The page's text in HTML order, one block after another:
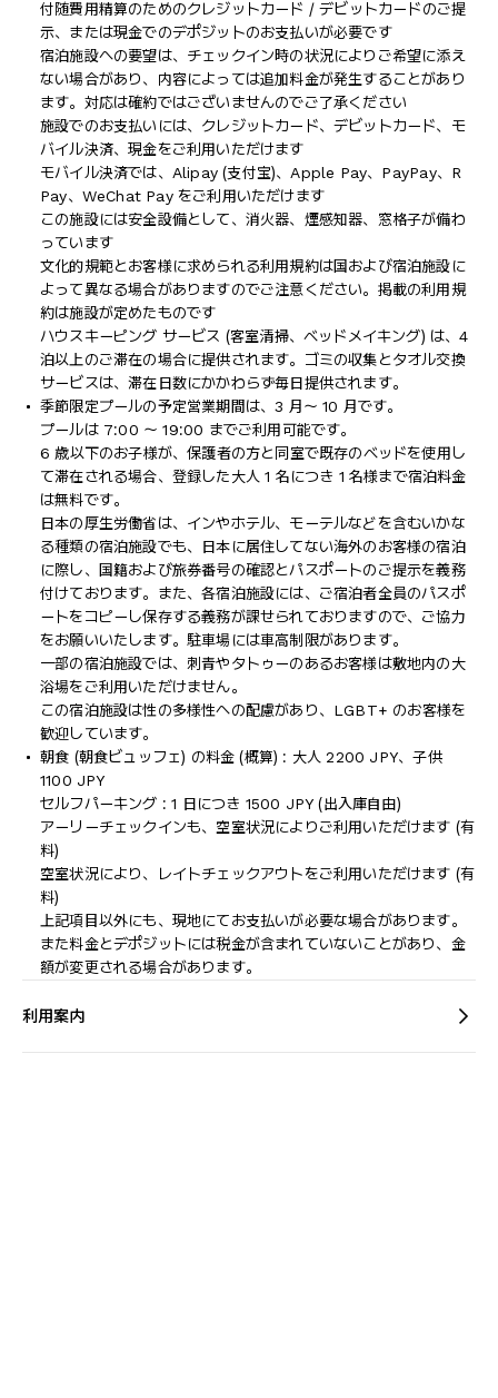
付随費用精算のためのクレジットカード / デビットカードのご提
示、または現金でのデポジットのお支払いが必要です
宿泊施設への要望は、チェックイン時の状況によりご希望に添え
ない場合があり、内容によっては追加料金が発生することがあり
ます。対応は確約ではございませんのでご了承ください
施設でのお支払いには、クレジットカード、デビットカード、モ
バイル決済、現金をご利用いただけます
モバイル決済では、Alipay (支付宝)、Apple Pay、PayPay、R
Pay、WeChat Pay をご利用いただけます
この施設には安全設備として、消火器、煙感知器、窓格子が備わ
っています
文化的規範とお客様に求められる利用規約は国および宿泊施設に
よって異なる場合がありますのでご注意ください。掲載の利用規
約は施設が定めたものです
ハウスキーピング サービス (客室清掃、ベッドメイキング) は、4
泊以上のご滞在の場合に提供されます。ゴミの収集とタオル交換
サービスは、滞在日数にかかわらず毎日提供されます。
季節限定プールの予定営業期間は、3 月～ 10 月です。
プールは 7:00 ～ 19:00 までご利用可能です。
6 歳以下のお子様が、保護者の方と同室で既存のベッドを使用し
て滞在される場合、登録した大人 1 名につき 1 名様まで宿泊料金
は無料です。
日本の厚生労働省は、インやホテル、モーテルなどを含むいかな
る種類の宿泊施設でも、日本に​居住してない海外のお客様の宿泊
に際し、国籍および旅券番号の確認とパスポートのご提示を義務
付け​ております。また、各宿泊施設には、ご宿泊者全員のパスポ
ートをコピーし保存する義務が課せられておりますの​で、ご協力
をお願いいたします。駐車場には車高制限があります。
一部の宿泊施設では、刺青やタトゥーのあるお客様は敷地内の大
浴場をご利用いただけません。
この宿泊施設は性の多様性への配慮があり、LGBT+ のお客様を
歓迎しています。
朝食 (朝食ビュッフェ) の料金 (概算) : 大人 2200 JPY、子供
1100 JPY
セルフパーキング : 1 日につき 1500 JPY (出入庫自由)
アーリーチェックインも、空室状況によりご利用いただけます (有
料)
空室状況により、レイトチェックアウトをご利用いただけます (有
料)
上記項目以外にも、現地にてお支払いが必要な場合があります。
また料金とデポジットには税金が含まれていないことがあり、金
額が変更される場合があります。
利用案内